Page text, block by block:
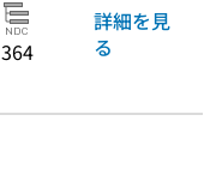
364
詳細を見
る